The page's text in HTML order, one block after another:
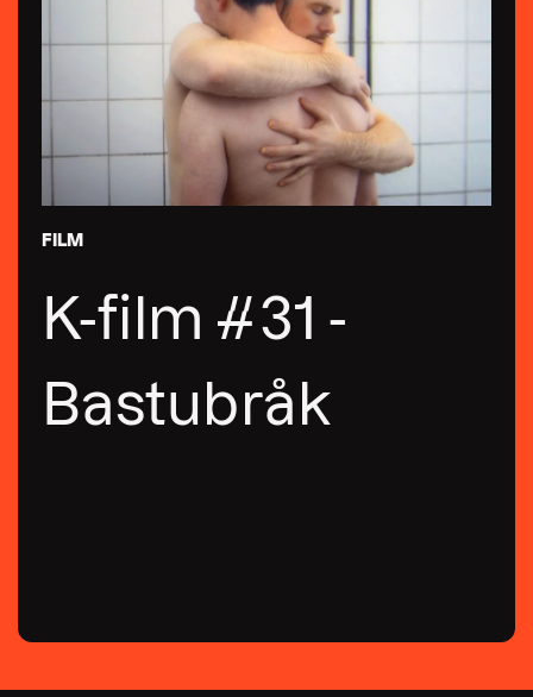
FILM
K-film #31 -
Bastubråk